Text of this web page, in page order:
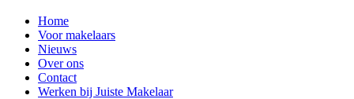
Home
Voor makelaars
Nieuws
Over ons
Contact
Werken bij Juiste Makelaar